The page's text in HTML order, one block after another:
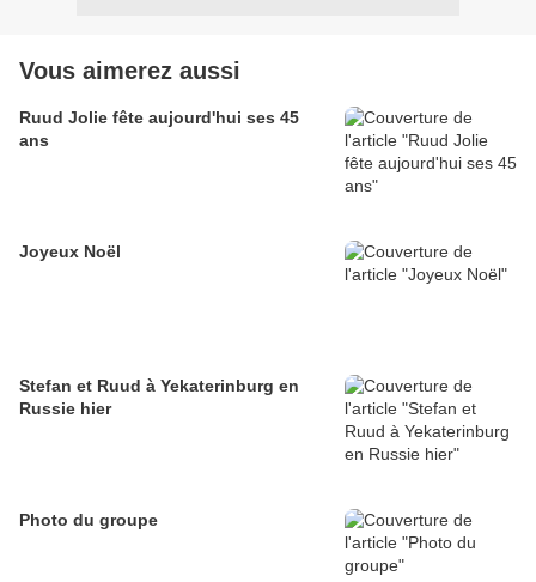
Vous aimerez aussi
Ruud Jolie fête aujourd'hui ses 45
ans
Joyeux Noël
Stefan et Ruud à Yekaterinburg‬ en
Russie hier
Photo du groupe